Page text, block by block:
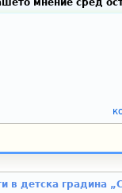
мнение сред
в детска градина